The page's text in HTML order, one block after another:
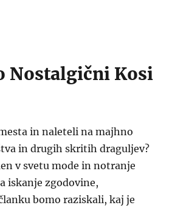
Nostalgični Kosi
in naleteli na majhno
in drugih skritih draguljev?
v svetu mode in notranje
iskanje zgodovine,
bomo raziskali, kaj je